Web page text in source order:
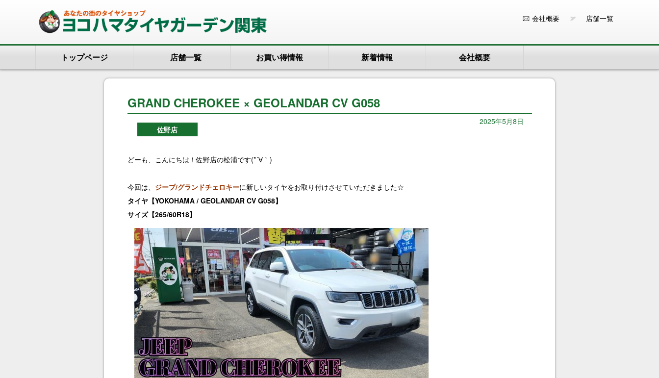
店舗一覧
会社概要
トップページ 店舗一覧 お買い得情報 新着情報 会社概要
GRAND CHEROKEE × GEOLANDAR CV G058
佐野店
2025年5月8日
どーも、こんにちは！佐野店の松浦です(*´∀｀)
今回は、 ジープ/グランドチェロキーに新しいタイヤをお取り付けさせていただきました☆
タイヤ【YOKOHAMA / GEOLANDAR CV G058】
サイズ【265/60R18】